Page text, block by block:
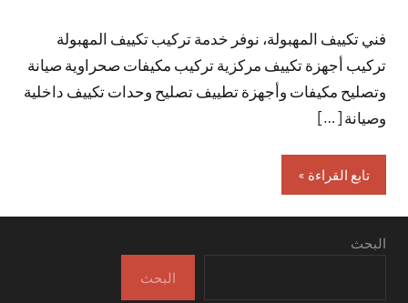
تعليقات
فني تكييف المهبولة، نوفر خدمة تركيب تكييف المهبولة
تركيب أجهزة تكييف مركزية تركيب مكيفات صحراوية صيانة
وتصليح مكيفات وأجهزة تطييف تصليح وحدات تكييف داخلية
وصيانة […]
تابع القراءة
البحث
البحث